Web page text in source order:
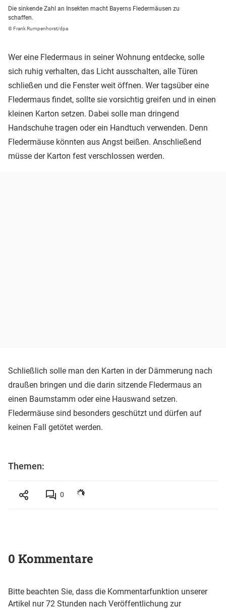
Die sinkende Zahl an Insekten macht Bayerns Fledermäusen zu
schaffen.
© Frank Rumpenhorst/dpa
Wer eine Fledermaus in seiner Wohnung entdecke, solle
sich ruhig verhalten, das Licht ausschalten, alle Türen
schließen und die Fenster weit öffnen. Wer tagsüber eine
Fledermaus findet, sollte sie vorsichtig greifen und in einen
kleinen Karton setzen. Dabei solle man dringend
Handschuhe tragen oder ein Handtuch verwenden. Denn
Fledermäuse könnten aus Angst beißen. Anschließend
müsse der Karton fest verschlossen werden.
Schließlich solle man den Karten in der Dämmerung nach
draußen bringen und die darin sitzende Fledermaus an
einen Baumstamm oder eine Hauswand setzen.
Fledermäuse sind besonders geschützt und dürfen auf
keinen Fall getötet werden.
Themen:
0
0 Kommentare
Bitte beachten Sie, dass die Kommentarfunktion unserer
Artikel nur 72 Stunden nach Veröffentlichung zur